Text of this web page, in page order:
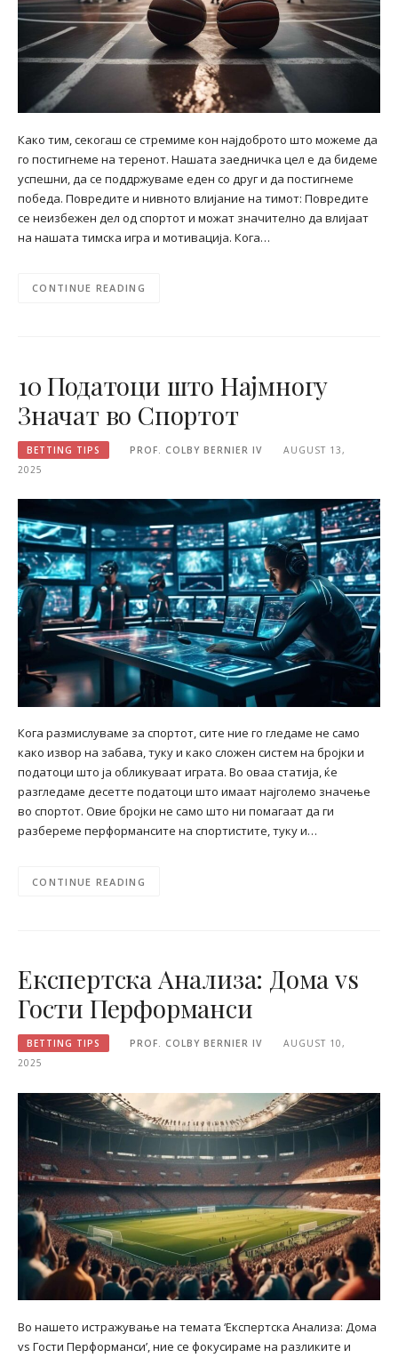
Како тим, секогаш се стремиме кон најдоброто што можеме да
го постигнеме на теренот. Нашата заедничка цел е да бидеме
успешни, да се поддржуваме еден со друг и да постигнеме
победа. Повредите и нивното влијание на тимот: Повредите
се неизбежен дел од спортот и можат значително да влијаат
на нашата тимска игра и мотивација. Кога…
CONTINUE READING
10 Податоци што Најмногу
Значат во Спортот
BETTING TIPS PROF. COLBY BERNIER IV
AUGUST 13,
2025
Кога размислуваме за спортот, сите ние го гледаме не само
како извор на забава, туку и како сложен систем на бројки и
податоци што ја обликуваат играта. Во оваа статија, ќе
разгледаме десетте податоци што имаат најголемо значење
во спортот. Овие бројки не само што ни помагаат да ги
разбереме перформансите на спортистите, туку и…
CONTINUE READING
Експертска Анализа: Дома vs
Гости Перформанси
BETTING TIPS PROF. COLBY BERNIER IV
AUGUST 10,
2025
Во нашето истражување на темата ‘Експертска Анализа: Дома
vs Гости Перформанси’, ние се фокусираме на разликите и